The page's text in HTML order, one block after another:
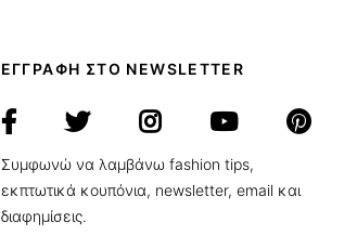
ΕΓΓΡΑΦΗ ΣΤΟ NEWSLETTER
Συμφωνώ να λαμβάνω fashion tips,
εκπτωτικά κουπόνια, newsletter, email και
διαφημίσεις.